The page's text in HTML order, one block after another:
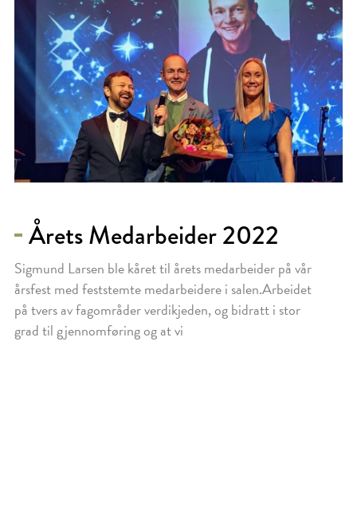
Årets Medarbeider 2022
Sigmund Larsen ble kåret til årets medarbeider på vår
årsfest med feststemte medarbeidere i salen.Arbeidet
på tvers av fagområder verdikjeden, og bidratt i stor
grad til gjennomføring og at vi